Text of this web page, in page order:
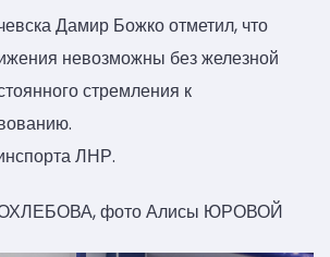
Дамир Божко отметил, что
невозможны без железной
стремления к
ЛНР.
фото Алисы ЮРОВОЙ